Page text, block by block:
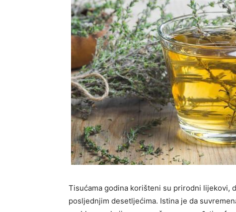
Tisućama godina korišteni su prirodni lijekovi,
posljednjim desetljećima. Istina je da